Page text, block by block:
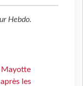
Hebdo.
Mayotte
les